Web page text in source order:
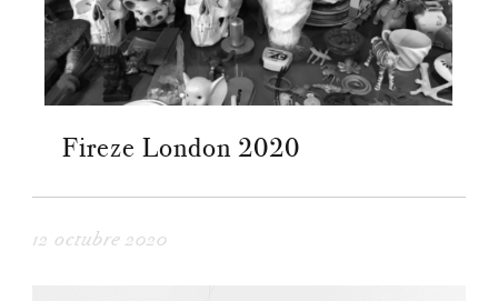
Fireze London 2020
12 octubre 2020